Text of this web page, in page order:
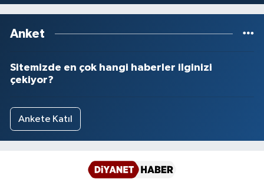
Anket
Sitemizde en çok hangi haberler ilginizi
çekiyor?
Ankete Katıl
Ordu Müftülüğü
Rize Müftülüğü
Siirt Müftülüğü